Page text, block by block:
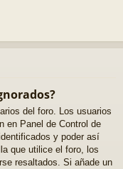
del foro. Los usuarios
en Panel de Control de
y poder así
que utilice el foro, los
resaltados. Si añade un